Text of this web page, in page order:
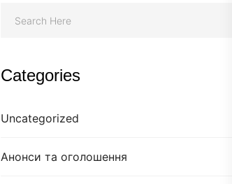
Categories
Uncategorized
Анонси та оголошення